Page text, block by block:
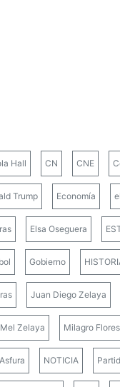
Hall CN CNE
Trump Economía
Elsa Oseguera
Gobierno
Juan Diego Zelaya
Mel Zelaya Milagro Flores
NOTICIA